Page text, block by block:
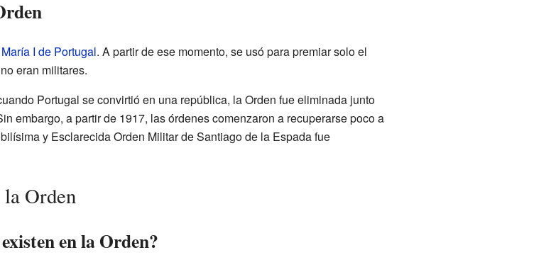
María I de Portugal. A partir de ese momento, se usó para premiar solo el
eran militares.
Portugal se convirtió en una república, la Orden fue eliminada junto
embargo, a partir de 1917, las órdenes comenzaron a recuperarse poco a
y Esclarecida Orden Militar de Santiago de la Espada fue
Orden
en la Orden?